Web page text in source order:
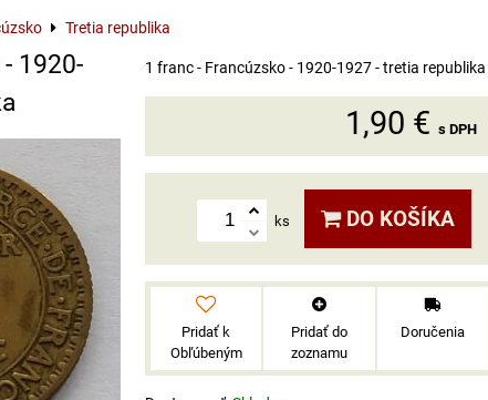
Tretia republika
1920-
1 franc - Francúzsko - 1920-1927 - tretia republika
1,90 € s DPH
ks DO KOŠÍKA
Pridať k
Obľúbeným
Pridať do
zoznamu
Doručenia